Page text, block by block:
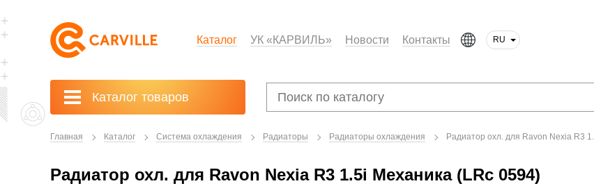
Каталог УК «КАРВИЛЬ» Новости Контакты
RU
Каталог товаров
Главная Каталог Система охлаждения Радиаторы Радиаторы охлаждения Радиатор охл. для Ravon Nexia R3
Радиатор охл. для Ravon Nexia R3 1.5i Mеханика (LRc 0594)